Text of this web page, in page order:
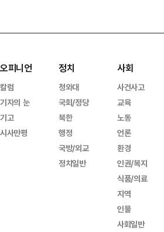
오피니언
칼럼
기자의 눈
기고
시사만평
정치
청와대
국회/정당
북한
행정
국방/외교
정치일반
사회
사건사고
교육
노동
언론
환경
인권/복지
식품/의료
지역
인물
사회일반